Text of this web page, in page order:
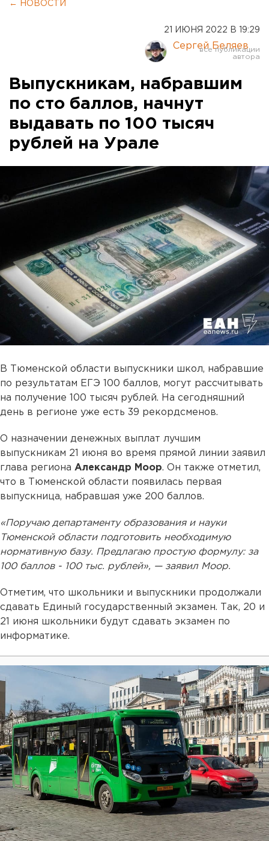
← НОВОСТИ
21 ИЮНЯ 2022 В 19:29
Сергей Беляев
Выпускникам, набравшим
по сто баллов, начнут
выдавать по 100 тысяч
рублей на Урале
В Тюменской области выпускники школ, набравшие
по результатам ЕГЭ 100 баллов, могут рассчитывать
на получение 100 тысяч рублей. На сегодняшний
день в регионе уже есть 39 рекордсменов.
О назначении денежных выплат лучшим
выпускникам 21 июня во время прямой линии заявил
глава региона Александр Моор. Он также отметил,
что в Тюменской области появилась первая
выпускница, набравшая уже 200 баллов.
«Поручаю департаменту образования и науки
Тюменской области подготовить необходимую
нормативную базу. Предлагаю простую формулу: за
100 баллов - 100 тыс. рублей», — заявил Моор.
Отметим, что школьники и выпускники продолжали
сдавать Единый государственный экзамен. Так, 20 и
21 июня школьники будут сдавать экзамен по
информатике.